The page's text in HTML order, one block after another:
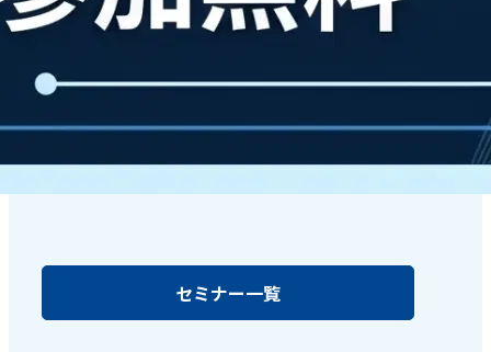
セミナー一覧